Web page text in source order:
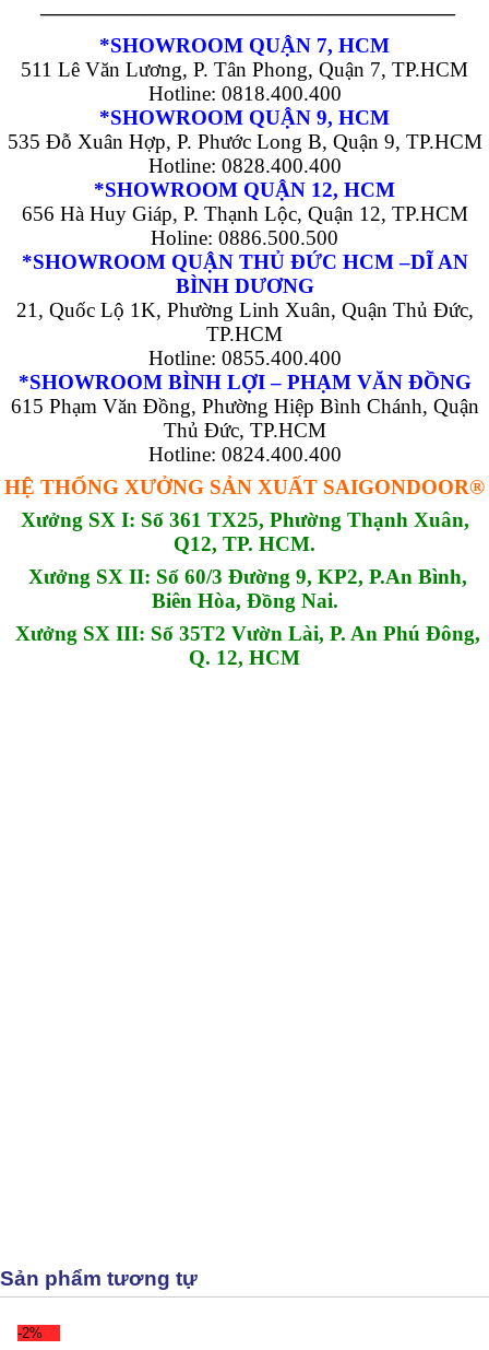
————————————————————
*SHOWROOM QUẬN 7, HCM
511 Lê Văn Lương, P. Tân Phong, Quận 7, TP.HCM
Hotline: 0818.400.400
*SHOWROOM QUẬN 9, HCM
535 Đỗ Xuân Hợp, P. Phước Long B, Quận 9, TP.HCM
Hotline: 0828.400.400
*SHOWROOM QUẬN 12, HCM
656 Hà Huy Giáp, P. Thạnh Lộc, Quận 12, TP.HCM
Holine: 0886.500.500
*SHOWROOM QUẬN THỦ ĐỨC HCM –DĨ AN
BÌNH DƯƠNG
21, Quốc Lộ 1K, Phường Linh Xuân, Quận Thủ Đức,
TP.HCM
Hotline: 0855.400.400
*SHOWROOM BÌNH LỢI – PHẠM VĂN ĐỒNG
615 Phạm Văn Đồng, Phường Hiệp Bình Chánh, Quận
Thủ Đức, TP.HCM
Hotline: 0824.400.400
HỆ THỐNG XƯỞNG SẢN XUẤT SAIGONDOOR®
Xưởng SX I: Số 361 TX25, Phường Thạnh Xuân,
Q12, TP. HCM.
Xưởng SX II: Số 60/3 Đường 9, KP2, P.An Bình,
Biên Hòa, Đồng Nai.
Xưởng SX III: Số 35T2 Vườn Lài, P. An Phú Đông,
Q. 12, HCM
Sản phẩm tương tự
-2%